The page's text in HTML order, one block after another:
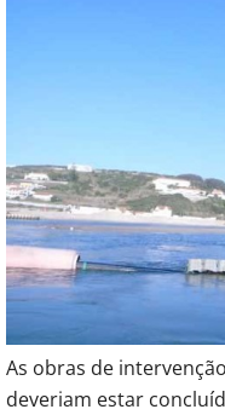
As obras de
deveriam estar